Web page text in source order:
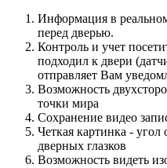
Информация в
перед дверью.
Контроль и учет
подходил к двери
отправляет Вам
Возможность
точки мира
Сохранение видео
Четкая картинка -
дверных глазков
Возможность видеть